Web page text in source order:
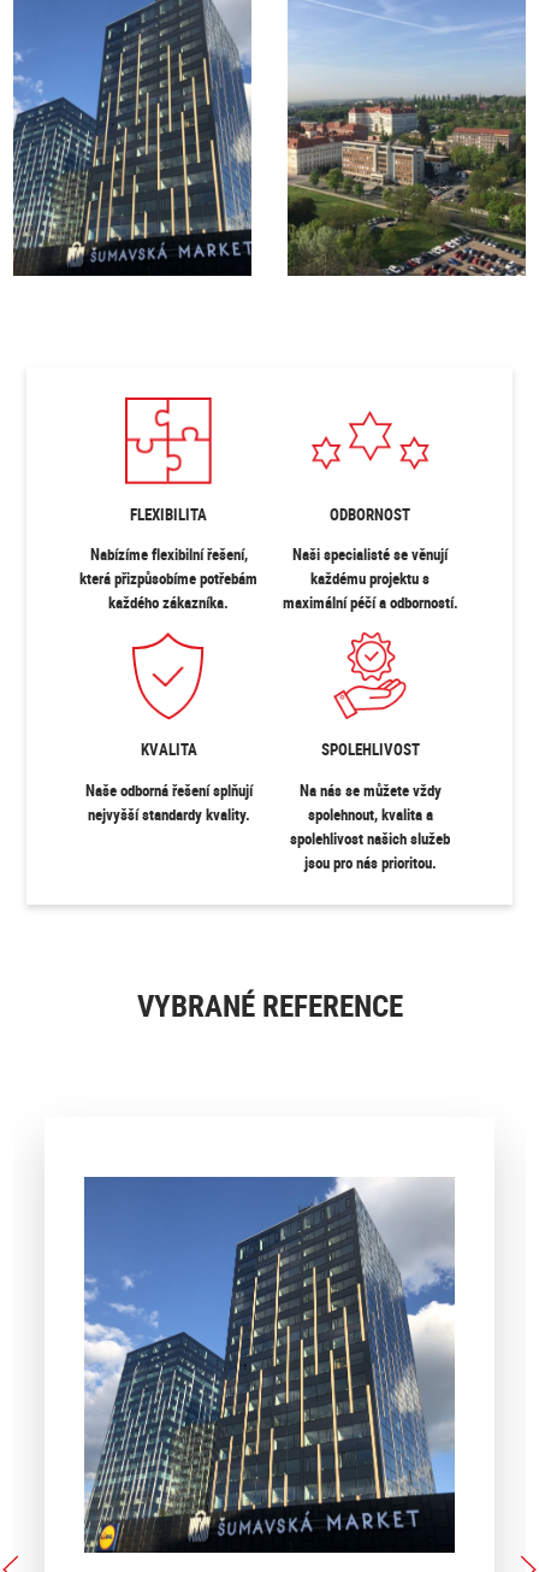
FLEXIBILITA
Nabízíme flexibilní řešení,
která přizpůsobíme potřebám
každého zákazníka.
ODBORNOST
Naši specialisté se věnují
každému projektu s
maximální péčí a odborností.
KVALITA
Naše odborná řešení splňují
nejvyšší standardy kvality.
SPOLEHLIVOST
Na nás se můžete vždy
spolehnout, kvalita a
spolehlivost našich služeb
jsou pro nás prioritou.
VYBRANÉ REFERENCE